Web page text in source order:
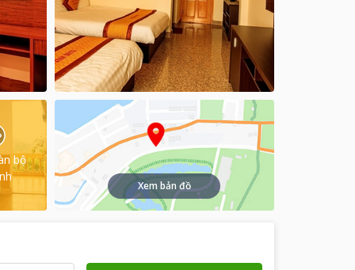
bộ
Xem bản đồ